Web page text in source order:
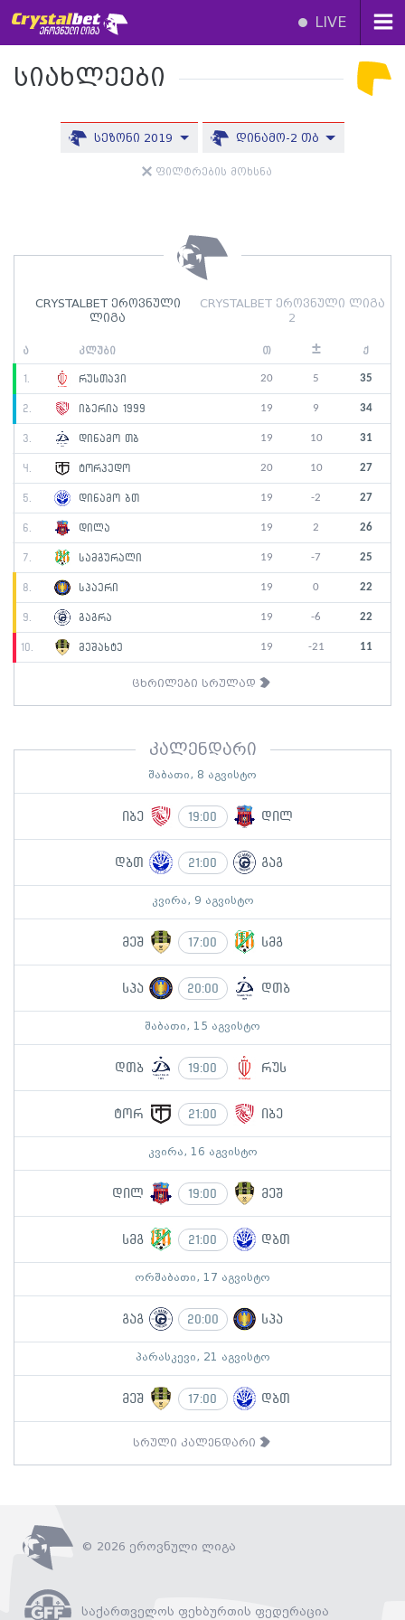
LIVE
CRYSTALBET ეროვნული
ლიგა
CRYSTALBET ეროვნული ლიგა
2
ა კლუბი თ ± ქ
1. რუსთავი 20 5 35
2. იბერია 1999 19 9 34
3. დინამო თბ 19 10 31
4. ტორპედო 20 10 27
5. დინამო ბთ 19 -2 27
6. დილა 19 2 26
7. სამგურალი 19 -7 25
8. სპაერი 19 0 22
9. გაგრა 19 -6 22
10. მეშახტე 19 -21 11
ცხრილები სრულად
კალენდარი
შაბათი, 8 აგვისტო
იბე 19:00 დილ
დბთ 21:00 გაგ
კვირა, 9 აგვისტო
მეშ 17:00 სმგ
სპა 20:00 დთბ
შაბათი, 15 აგვისტო
დთბ 19:00 რუს
ტორ 21:00 იბე
კვირა, 16 აგვისტო
დილ 19:00 მეშ
სმგ 21:00 დბთ
ორშაბათი, 17 აგვისტო
გაგ 20:00 სპა
პარასკევი, 21 აგვისტო
მეშ 17:00 დბთ
სრული კალენდარი
სიახლეები
სეზონი 2019 დინამო-2 თბ
ფილტრების მოხსნა
© 2026 ეროვნული ლიგა
საქართველოს ფეხბურთის ფედერაცია